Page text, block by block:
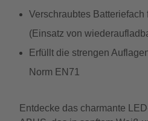
Verschraubtes Batteriefach
(Einsatz von
Erfüllt die strengen
Norm EN71
Entdecke das charmante